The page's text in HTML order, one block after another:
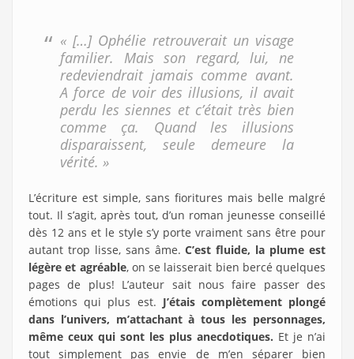
« […] Ophélie retrouverait un visage
familier. Mais son regard, lui, ne
redeviendrait jamais comme avant.
A force de voir des illusions, il avait
perdu les siennes et c’était très bien
comme ça. Quand les illusions
disparaissent, seule demeure la
vérité. »
L’écriture est simple, sans fioritures mais belle malgré
tout. Il s’agit, après tout, d’un roman jeunesse conseillé
dès 12 ans et le style s’y porte vraiment sans être pour
autant trop lisse, sans âme.C’est fluide, la plume est
légère et agréable, on se laisserait bien bercé quelques
pages de plus! L’auteur sait nous faire passer des
émotions qui plus est. J’étais complètement plongé
dans l’univers, m’attachant à tous les personnages,
même ceux qui sont les plus anecdotiques. Et je n’ai
tout simplement pas envie de m’en séparer bien